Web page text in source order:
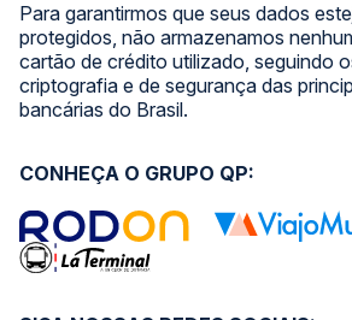
Para garantirmos que seus dados
protegidos, não armazenamos
cartão de crédito utilizado, seguindo
criptografia e de segurança das
bancárias do Brasil.
CONHEÇA O GRUPO QP: